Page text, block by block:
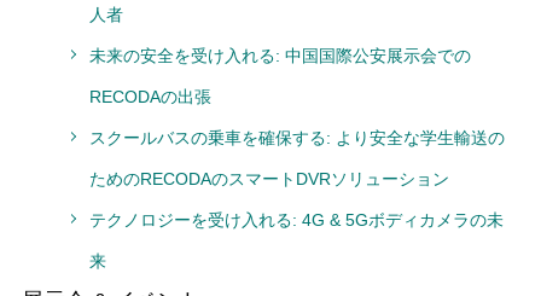
人者
未来の安全を受け入れる: 中国国際公安展示会での
RECODAの出張
スクールバスの乗車を確保する: より安全な学生輸送の
ためのRECODAのスマートDVRソリューション
テクノロジーを受け入れる: 4G & 5Gボディカメラの未
来